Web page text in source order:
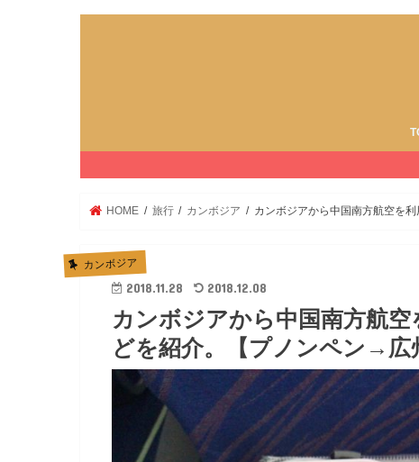
HOME 旅行 カンボジア カンボジアから中国南方航空を
カンボジア
2018.11.28 2018.12.08
カンボジアから中国南方航
どを紹介。【プノンペン→広